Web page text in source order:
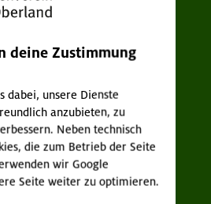
Gewalt
deine Zustimmung
dabei, unsere Dienste
anzubieten, zu
Neben technisch
die zum Betrieb der Seite
wir Google
Seite weiter zu optimieren.